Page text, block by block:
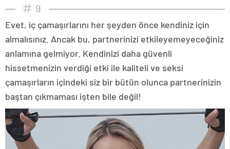
9
Evet, iç çamaşırlarını her şeyden önce kendiniz için
almalısınız. Ancak bu, partnerinizi etkileyemeyeceğiniz
anlamına gelmiyor. Kendinizi daha güvenli
hissetmenizin verdiği etki ile kaliteli ve seksi
çamaşırların içindeki siz bir bütün olunca partnerinizin
baştan çıkmaması işten bile değil!